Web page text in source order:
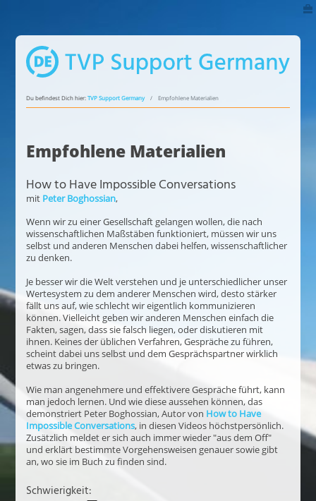
Du befindest Dich hier:TVP Support Germany Empfohlene Materialien
Empfohlene Materialien
How to Have Impossible Conversations
mit Peter Boghossian,
Wenn wir zu einer Gesellschaft gelangen wollen, die nach
wissenschaftlichen Maßstäben funktioniert, müssen wir uns
selbst und anderen Menschen dabei helfen, wissenschaftlicher
zu denken.
Je besser wir die Welt verstehen und je unterschiedlicher unser
Wertesystem zu dem anderer Menschen wird, desto stärker
fällt uns auf, wie schlecht wir eigentlich kommunizieren
können. Vielleicht geben wir anderen Menschen einfach die
Fakten, sagen, dass sie falsch liegen, oder diskutieren mit
ihnen. Keines der üblichen Verfahren, Gespräche zu führen,
scheint dabei uns selbst und dem Gesprächspartner wirklich
etwas zu bringen.
Wie man angenehmere und effektivere Gespräche führt, kann
man jedoch lernen. Und wie diese aussehen können, das
demonstriert Peter Boghossian, Autor von How to Have
Impossible Conversations, in diesen Videos höchstpersönlich.
Zusätzlich meldet er sich auch immer wieder "aus dem Off"
und erklärt bestimmte Vorgehensweisen genauer sowie gibt
an, wo sie im Buch zu finden sind.
Schwierigkeit: